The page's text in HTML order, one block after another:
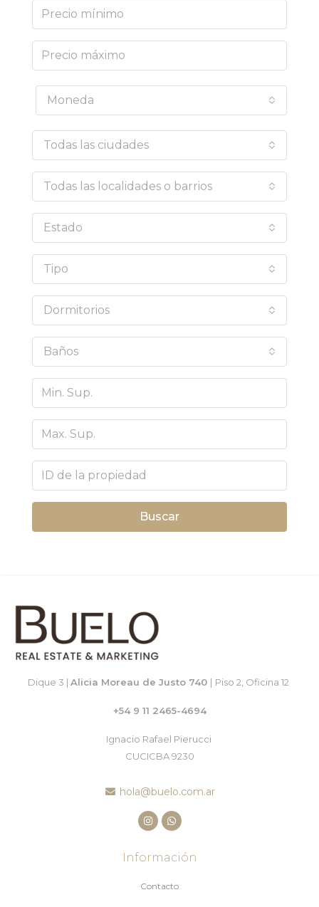
Moneda
Todas las ciudades
Todas las localidades o barrios
Estado
Tipo
Dormitorios
Baños
Buscar
Dique 3 | Alicia Moreau de Justo 740 | Piso 2, Oficina 12
+54 9 11 2465-4694
Ignacio Rafael Pierucci
CUCICBA 9230
hola@buelo.com.ar
Información
Contacto